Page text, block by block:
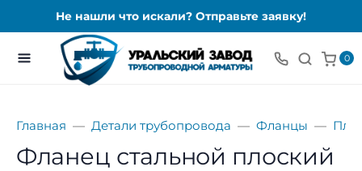
Не нашли что искали? Отправьте заявку!
0
Главная Детали трубопровода Фланцы
Фланец стальной плоский